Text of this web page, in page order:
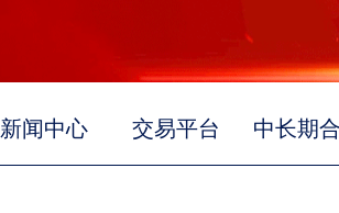
新闻中心 交易平台 中长期